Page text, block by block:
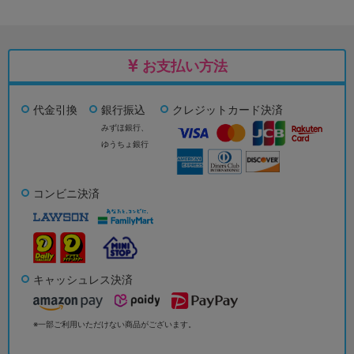
お支払い方法
代金引換 銀行振込
みずほ銀行、
ゆうちょ銀行
クレジットカード決済
コンビニ決済
キャッシュレス決済
※一部ご利用いただけない商品がございます。